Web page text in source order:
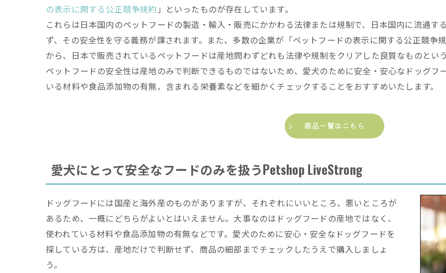
の表示に関する公正競争規約 」といったものが存在しています。
これらは日本国内のペットフードの製造・輸入・販売にかかわる法律または規制で、日本国内に流通す
ず、その安全性を守る義務が課されます。また、多数の企業が「ペットフードの表示に関する公正競争
から、日本で販売されているペットフードは産地問わずどれも法律や規制をクリアした良質なものとい
ペットフードの安全性は産地のみで判断できるものではないため、愛犬のために安全・安心なドッグ
いる材料や食品添加物の有無、含まれる栄養素などを細かくチェックすることをおすすめいたします。
商品一覧はこちら
愛犬にとって安全なフードのみを扱うPetshop LiveStrong
ドッグフードには国産と海外産のものがありますが、それぞれにいいところ、悪いところが
あるため、一概にどちらがよいとはいえません。大事なのはドッグフードの産地ではなく、
使われている材料や食品添加物の有無などです。愛犬のために安心・安全なドッグフードを
探している方は、産地だけで判断せず、商品の細部までチェックしたうえで購入しましょ
う。